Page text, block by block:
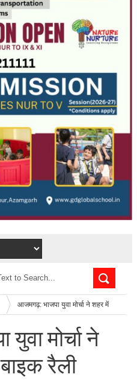
आजमगढ़: भाजपा युवा मोर्चा ने शहर में
मोर्चा ने
रैली